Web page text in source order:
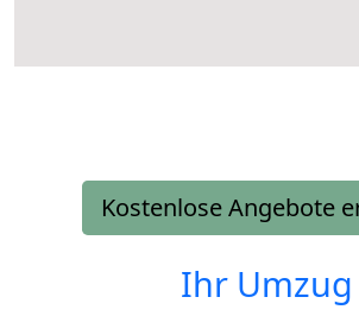
Kostenlose Angebote
Ihr Umzug